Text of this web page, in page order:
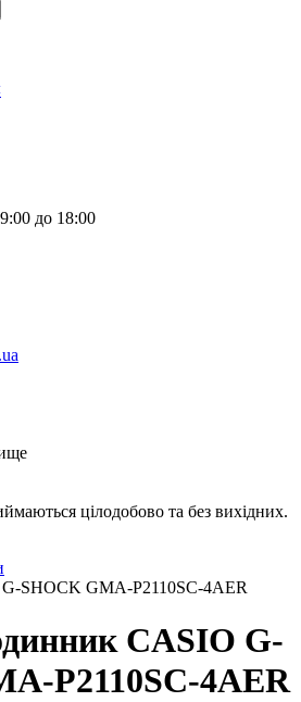
до 18:00
цілодобово та без вихідних.
SHOCK GMA-P2110SC-4AER
CASIO G-
P2110SC-4AER